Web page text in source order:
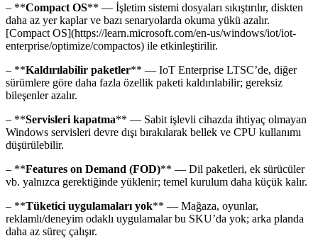
– **Compact OS** — İşletim sistemi dosyaları sıkıştırılır, diskten
daha az yer kaplar ve bazı senaryolarda okuma yükü azalır.
[Compact OS](https://learn.microsoft.com/en-us/windows/iot/iot-
enterprise/optimize/compactos) ile etkinleştirilir.
– **Kaldırılabilir paketler** — IoT Enterprise LTSC’de, diğer
sürümlere göre daha fazla özellik paketi kaldırılabilir; gereksiz
bileşenler azalır.
– **Servisleri kapatma** — Sabit işlevli cihazda ihtiyaç olmayan
Windows servisleri devre dışı bırakılarak bellek ve CPU kullanımı
düşürülebilir.
– **Features on Demand (FOD)** — Dil paketleri, ek sürücüler
vb. yalnızca gerektiğinde yüklenir; temel kurulum daha küçük kalır.
– **Tüketici uygulamaları yok** — Mağaza, oyunlar,
reklamlı/deneyim odaklı uygulamalar bu SKU’da yok; arka planda
daha az süreç çalışır.